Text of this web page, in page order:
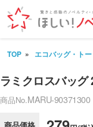
TOP エコバッグ・ト
ラミクロスバッグ
商品No.MARU-90371300
商品価格